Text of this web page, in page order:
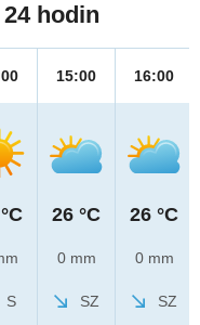
hodin
S
15:00
26 °C
0 mm
SZ
16:00
26 °C
0 mm
SZ